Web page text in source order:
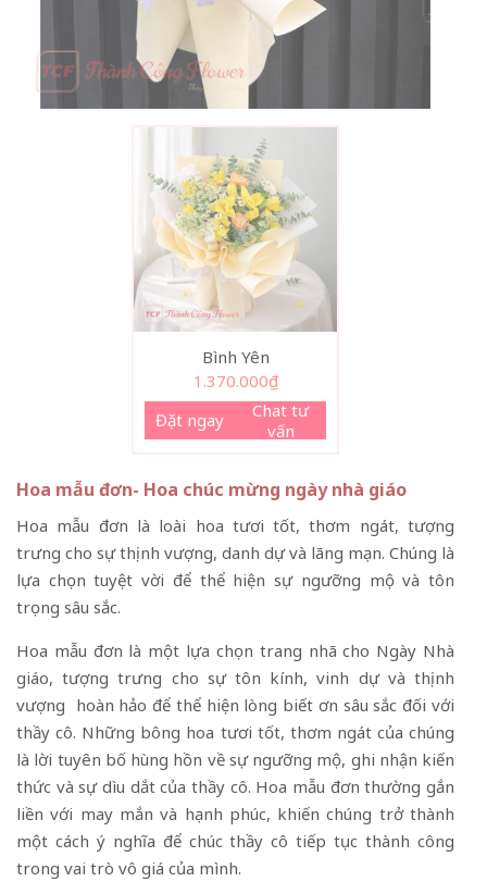
Bình Yên
1.370.000₫
Đặt ngay
Chat tư
vấn
Hoa mẫu đơn- Hoa chúc mừng ngày nhà giáo
Hoa mẫu đơn là loài hoa tươi tốt, thơm ngát, tượng
trưng cho sự thịnh vượng, danh dự và lãng mạn. Chúng là
lựa chọn tuyệt vời để thể hiện sự ngưỡng mộ và tôn
trọng sâu sắc.
Hoa mẫu đơn là một lựa chọn trang nhã cho Ngày Nhà
giáo, tượng trưng cho sự tôn kính, vinh dự và thịnh
vượng hoàn hảo để thể hiện lòng biết ơn sâu sắc đối với
thầy cô. Những bông hoa tươi tốt, thơm ngát của chúng
là lời tuyên bố hùng hồn về sự ngưỡng mộ, ghi nhận kiến
​​thức và sự dìu dắt của thầy cô. Hoa mẫu đơn thường gắn
liền với may mắn và hạnh phúc, khiến chúng trở thành
một cách ý nghĩa để chúc thầy cô tiếp tục thành công
trong vai trò vô giá của mình.